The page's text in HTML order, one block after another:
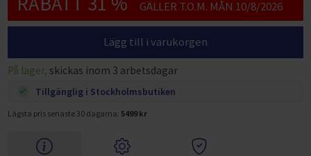
GÄLLER T.O.M. MÅN 10/8/2026
Lägg till i varukorgen
På lager, skickas inom 3 arbetsdagar
Tillgänglig i Stockholmsbutiken
Lägsta pris senaste 30 dagarna: 5499 kr